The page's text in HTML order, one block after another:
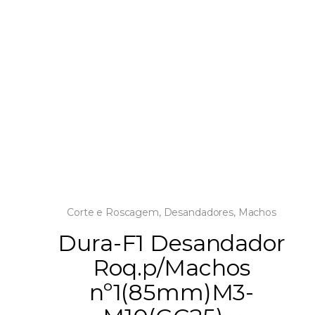
Corte e Roscagem, Desandadores, Machos
Dura-F1 Desandador
Roq.p/Machos
nº1(85mm)M3-